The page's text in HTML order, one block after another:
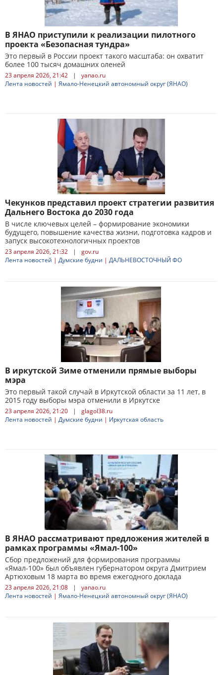
В ЯНАО приступили к реализации пилотного
проекта «Безопасная тундра»
Это первый в России проект такого масштаба: он охватит
более 100 тысяч домашних оленей
23 апреля 2026, 21:42 |
yanao.ru
Лента новостей | Ямало-Ненецкий автономный округ (ЯНАО)
Чекунков представил проект стратегии развития
Дальнего Востока до 2030 года
В числе ключевых целей – формирование экономики
будущего, повышение качества жизни, подготовка кадров и
запуск высокотехнологичных проектов
23 апреля 2026, 21:32 |
gov.ru
Лента новостей | Думские будни | ДАЛЬНЕВОСТОЧНЫЙ ФО
В иркутской Зиме отменили прямые выборы
мэра
Это первый такой случай в Иркутской области за 11 лет, в
2015 году выборы мэра отменили в Иркутске
23 апреля 2026, 21:20 |
glagol38.ru
Лента новостей | Думские будни | Иркутская область
В ЯНАО рассматривают предложения жителей в
рамках программы «Ямал-100»
Сбор предложений для формирования программы
«Ямал-100» был объявлен губернатором округа Дмитрием
Артюховым 18 марта во время ежегодного доклада
23 апреля 2026, 21:08 |
yanao.ru
Лента новостей | Ямало-Ненецкий автономный округ (ЯНАО)